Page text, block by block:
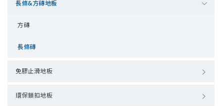
長條&方磚地板
方磚
長條磚
免膠止滑地板
環保鎖扣地板